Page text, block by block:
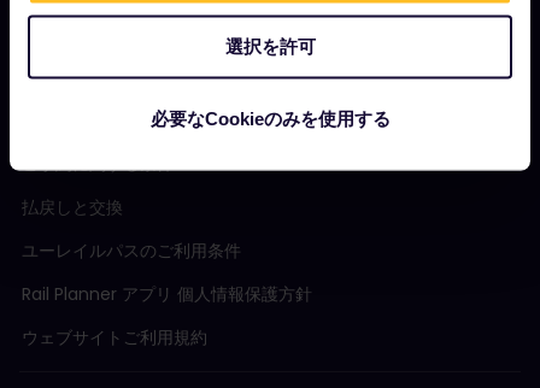
選択を許可
必要なCookieのみを使用する
サポート
ご予約に関する条件
払戻しと交換
ユーレイルパスのご利用条件
Rail Planner アプリ 個人情報保護方針
ウェブサイトご利用規約